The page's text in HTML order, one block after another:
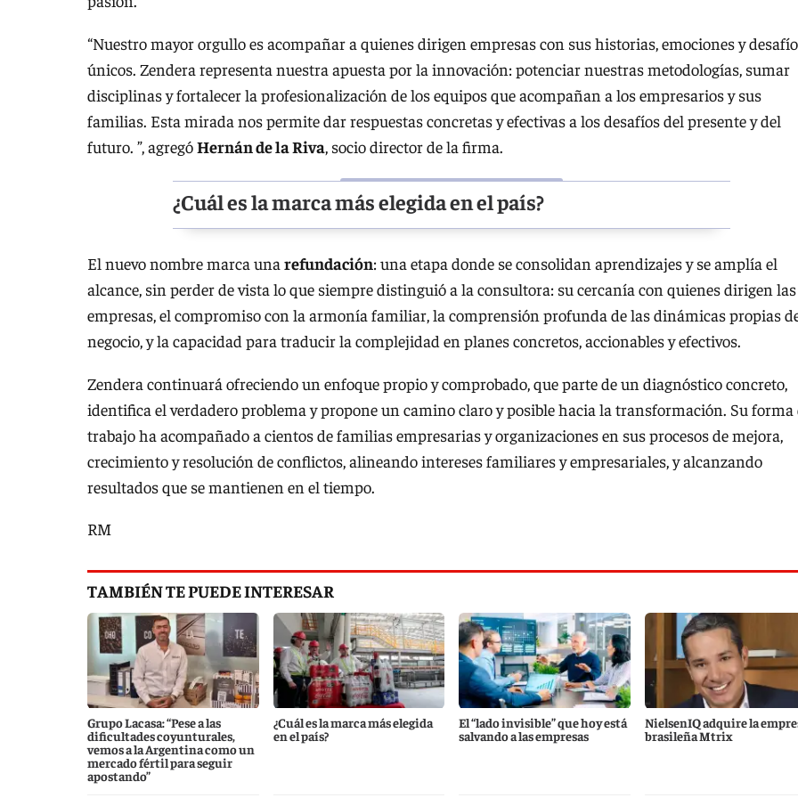
“Nuestro mayor orgullo es acompañar a quienes dirigen empresas con sus historias, emociones y
únicos. Zendera representa nuestra apuesta por la innovación: potenciar nuestras metodologías, sumar
disciplinas y fortalecer la profesionalización de los equipos que acompañan a los empresarios y sus
familias. Esta mirada nos permite dar respuestas concretas y efectivas a los desafíos del presente y del
futuro. ”, agregóHernán de la Riva, socio director de la firma.
¿Cuál es la marca más elegida en el país?
El nuevo nombre marca una refundación: una etapa donde se consolidan aprendizajes y se amplía el
alcance, sin perder de vista lo que siempre distinguió a la consultora: su cercanía con quienes dirigen las
empresas, el compromiso con la armonía familiar, la comprensión profunda de las dinámicas propias
negocio, y la capacidad para traducir la complejidad en planes concretos, accionables y efectivos.
Zendera continuará ofreciendo un enfoque propio y comprobado, que parte de un diagnóstico concreto,
identifica el verdadero problema y propone un camino claro y posible hacia la transformación. Su forma
trabajo ha acompañado a cientos de familias empresarias y organizaciones en sus procesos de mejora,
crecimiento y resolución de conflictos, alineando intereses familiares y empresariales, y alcanzando
resultados que se mantienen en el tiempo.
RM
TAMBIÉN TE PUEDE INTERESAR
Grupo Lacasa: “Pese a las
dificultades coyunturales,
vemos a la Argentina como un
mercado fértil para seguir
apostando”
¿Cuál es la marca más elegida
en el país?
El “lado invisible” que hoy está
salvando a las empresas
NielsenIQ adquire la
brasileña Mtrix